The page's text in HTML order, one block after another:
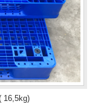
16,5kg)